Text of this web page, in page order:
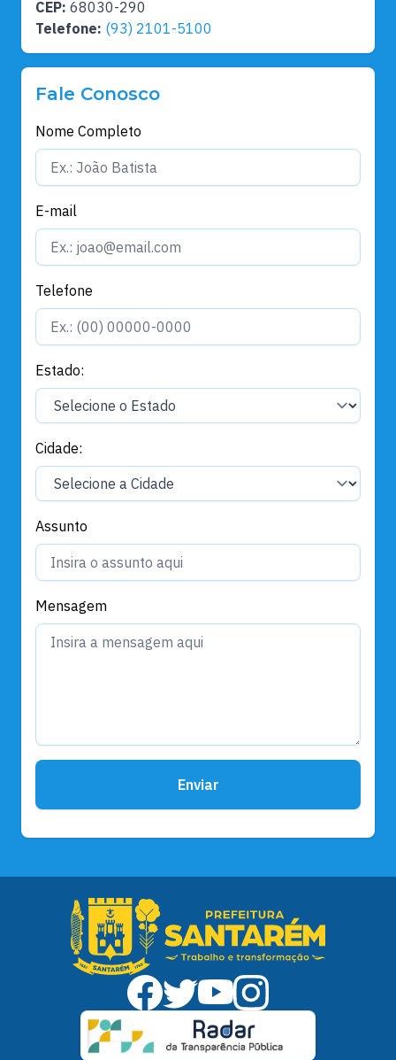
CEP: 68030-290
Telefone: (93) 2101-5100
Fale Conosco
Nome Completo
E-mail
Telefone
Estado:
Cidade:
Assunto
Mensagem
Enviar